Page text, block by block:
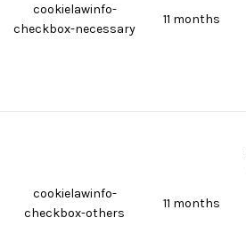
cookielawinfo-
checkbox-necessary
11 months
cookielawinfo-
checkbox-others
11 months